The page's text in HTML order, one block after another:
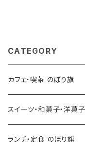
CATEGORY
カフェ・喫茶 のぼり旗
スイーツ・和菓子・洋菓
ランチ・定食 のぼり旗